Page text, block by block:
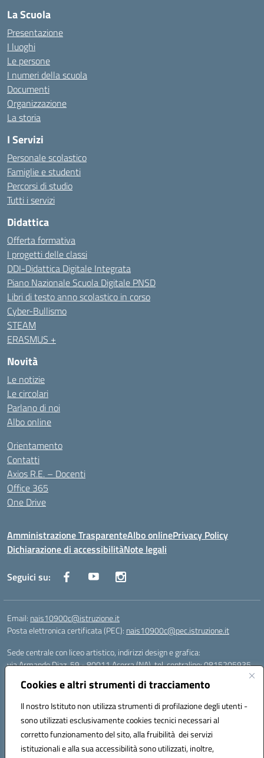
Cookies e altri strumenti di tracciamento
Il nostro Istituto non utilizza strumenti di profilazione degli utenti -
sono utilizzati esclusivamente cookies tecnici necessari al
corretto funzionamento del sito, alla fruibilità dei servizi
istituzionali e alla sua accessibilità sono utilizzati, inoltre,
La Scuola
Presentazione
I luoghi
Le persone
I numeri della scuola
Documenti
Organizzazione
La storia
I Servizi
Personale scolastico
Famiglie e studenti
Percorsi di studio
Tutti i servizi
Didattica
Offerta formativa
I progetti delle classi
DDI-Didattica Digitale Integrata
Piano Nazionale Scuola Digitale PNSD
Libri di testo anno scolastico in corso
Cyber-Bullismo
STEAM
ERASMUS +
Novità
Le notizie
Le circolari
Parlano di noi
Albo online
Orientamento
Contatti
Axios R.E. – Docenti
Office 365
One Drive
Amministrazione TrasparenteAlbo onlinePrivacy Policy
Dichiarazione di accessibilitàNote legali
Seguici su:
Email: nais10900c@istruzione.it
Posta elettronica certificata (PEC): nais10900c@pec.istruzione.it
Sede centrale con liceo artistico, indirizzi design e grafica:
via Armando Diaz, 59 - 80011 Acerra (NA), tel. centralino: 0815205935
via T. Campanella, 80011 Acerra (NA), tel/fax: 0818850905
Sede succursale con liceo musicale:
via S. Pellico, 80011 Acerra (NA), tel: 08119660921
Email: nais10900c@istruzione.it | PEC: nais10900c@pec.istruzione.it |
Nome Ufficio PA: Uff_eFatturaPA | Codice Univoco ufficio: UFOYYV |
C.Fisc: 93056740637